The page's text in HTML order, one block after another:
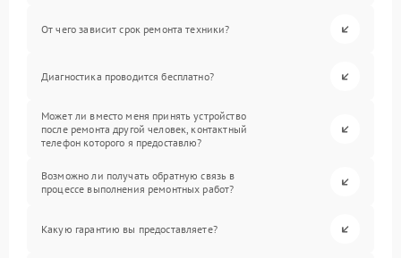
От чего зависит срок ремонта техники?
Диагностика проводится бесплатно?
Может ли вместо меня принять устройство
после ремонта другой человек, контактный
телефон которого я предоставлю?
Возможно ли получать обратную связь в
процессе выполнения ремонтных работ?
Какую гарантию вы предоставляете?